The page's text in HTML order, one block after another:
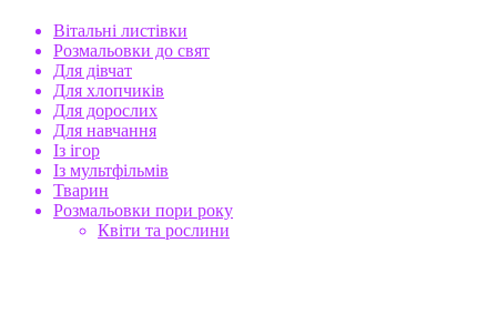
Вітальні листівки
Розмальовки до свят
Для дівчат
Для хлопчиків
Для дорослих
Для навчання
Із ігор
Із мультфільмів
Тварин
Розмальовки пори року
Квіти та рослини